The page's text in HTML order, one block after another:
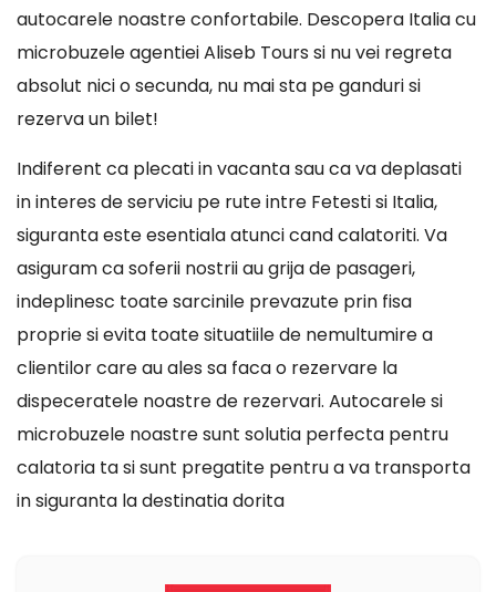
autocarele noastre confortabile. Descopera Italia cu
microbuzele agentiei Aliseb Tours si nu vei regreta
absolut nici o secunda, nu mai sta pe ganduri si
rezerva un bilet!
Indiferent ca plecati in vacanta sau ca va deplasati
in interes de serviciu pe rute intre Fetesti si Italia,
siguranta este esentiala atunci cand calatoriti. Va
asiguram ca soferii nostrii au grija de pasageri,
indeplinesc toate sarcinile prevazute prin fisa
proprie si evita toate situatiile de nemultumire a
clientilor care au ales sa faca o rezervare la
dispeceratele noastre de rezervari. Autocarele si
microbuzele noastre sunt solutia perfecta pentru
calatoria ta si sunt pregatite pentru a va transporta
in siguranta la destinatia dorita